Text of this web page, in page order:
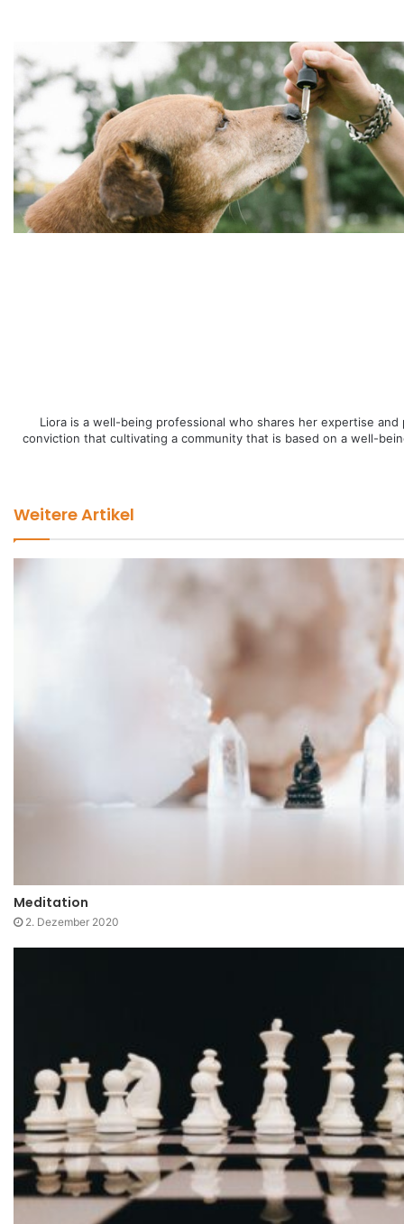
Liora is a well-being professional who shares her expertise
conviction that cultivating a community that is based on a well-
Weitere Artikel
Meditation
2. Dezember 2020